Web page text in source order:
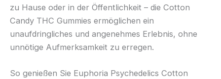
zu Hause oder in der Öffentlichkeit – die Cotton
Candy THC Gummies ermöglichen ein
unaufdringliches und angenehmes Erlebnis, ohne
unnötige Aufmerksamkeit zu erregen.
So genießen Sie Euphoria Psychedelics Cotton